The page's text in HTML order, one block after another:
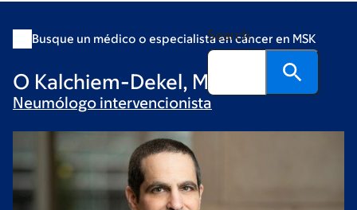
Search
Busque un médico o especialista en cáncer en MSK
O Kalchiem-Dekel, MD
Neumólogo intervencionista